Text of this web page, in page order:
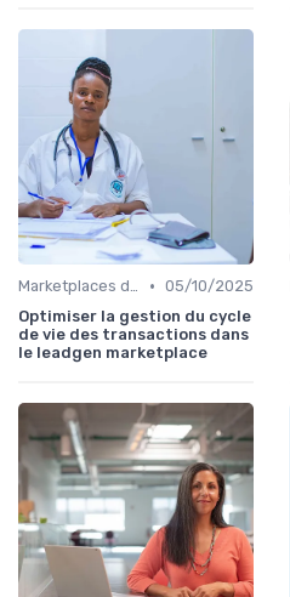
Marketplaces de leadgen • 05/10/2025
Optimiser la gestion du cycle
de vie des transactions dans
le leadgen marketplace